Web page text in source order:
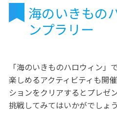
海のいきもの
ンプラリー
「海のいきものハロウィン」
楽しめるアクティビティも開
ションをクリアするとプレゼ
挑戦してみてはいかがでしょ